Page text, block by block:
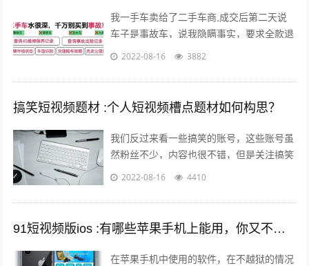
我一手车卖给了二手车商,成交后第二天说
车子是事故车，说我隐瞒事实，要求全款退
车，我该怎么办？ 报警处理。二手车行在
2022-08-16 3882
搞笑短视频题材 :个人短视频槽点题材如何构思？
我们反过来看一些搞笑的账号，这些账号虽
然粉丝不少，内容也很不错，但是关注搞笑
账号的用户，大多数都是为了开心的，所以
2022-08-16 4410
91短视频版ios :有哪些苹果手机上能用，你又不愿意让人知道的好用的app呢？
在苹果手机中使用的软件，在不越狱的情况